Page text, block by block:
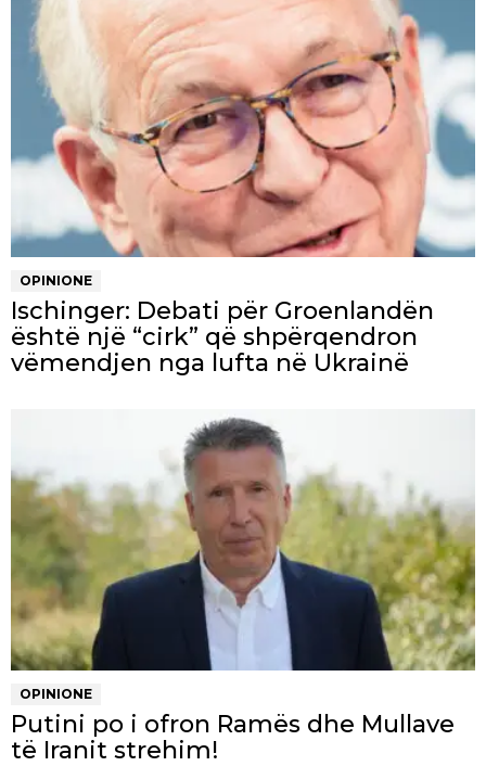
OPINIONE
Ischinger: Debati për Groenlandën
është një “cirk” që shpërqendron
vëmendjen nga lufta në Ukrainë
OPINIONE
Putini po i ofron Ramës dhe Mullave
të Iranit strehim!